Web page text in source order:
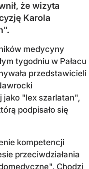
że wizyta
Karola
medycyny
tygodniu w Pałacu
przedstawicieli
jako "lex szarlatan",
podpisało się
kompetencji
przeciwdziałania
Chodzi